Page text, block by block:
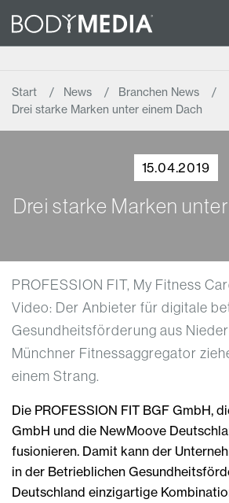
Start News
Branchen News
Drei starke Marken unter einem Dach
15.04.2019
Drei starke Marken
PROFESSION FIT, My Fitness
Video: Der Anbieter für digitale
Gesundheitsförderung aus
Münchner Fitnessaggregator
einem Strang.
Die PROFESSION FIT BGF GmbH,
GmbH und die NewMoove
fusionieren. Damit kann der
in der Betrieblichen
Deutschland einzigartige